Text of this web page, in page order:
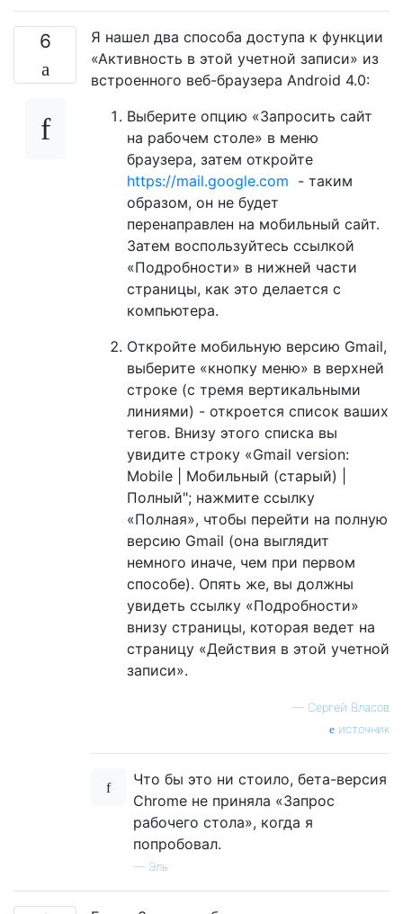
6
Я нашел два способа доступа к функции
«Активность в этой учетной записи» из
встроенного веб-браузера Android 4.0:
Выберите опцию «Запросить сайт
на рабочем столе» в меню
браузера, затем откройте
https://mail.google.com - таким
образом, он не будет
перенаправлен на мобильный сайт.
Затем воспользуйтесь ссылкой
«Подробности» в нижней части
страницы, как это делается с
компьютера.
Откройте мобильную версию Gmail,
выберите «кнопку меню» в верхней
строке (с тремя вертикальными
линиями) - откроется список ваших
тегов. Внизу этого списка вы
увидите строку «Gmail version:
Mobile | Мобильный (старый) |
Полный"; нажмите ссылку
«Полная», чтобы перейти на полную
версию Gmail (она выглядит
немного иначе, чем при первом
способе). Опять же, вы должны
увидеть ссылку «Подробности»
внизу страницы, которая ведет на
страницу «Действия в этой учетной
записи».
— Сергей Власов
источник
Что бы это ни стоило, бета-версия
Chrome не приняла «Запрос
рабочего стола», когда я
попробовал.
— Эль